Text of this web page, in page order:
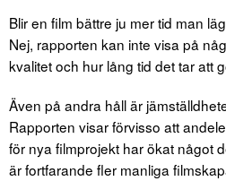
Blir en film bättre ju mer tid man
Nej, rapporten kan inte visa på
kvalitet och hur lång tid det tar att
Även på andra håll är
Rapporten visar förvisso att
för nya filmprojekt har ökat något
är fortfarande fler manliga